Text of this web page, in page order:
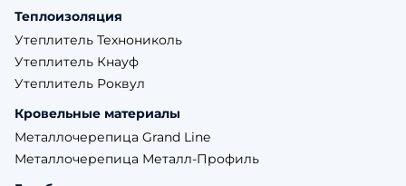
Теплоизоляция
Утеплитель Технониколь
Утеплитель Кнауф
Утеплитель Роквул
Кровельные материалы
Металлочерепица Grand Line
Металлочерепица Металл-Профиль